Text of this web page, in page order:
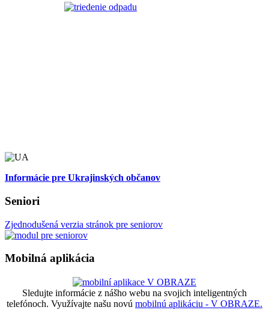
Informácie pre Ukrajinských občanov
Seniori
Zjednodušená verzia stránok pre seniorov
Mobilná aplikácia
Sledujte informácie z nášho webu na svojich inteligentných
telefónoch. Využívajte našu novú mobilnú aplikáciu - V OBRAZE.